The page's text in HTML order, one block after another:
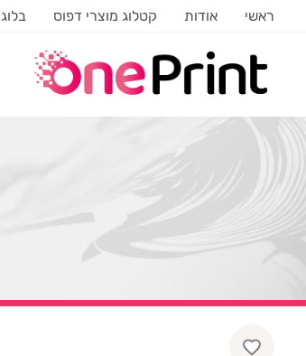
ראשי אודות קטלוג מוצרי דפוס בלוג